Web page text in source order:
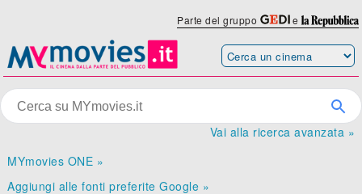
Parte del gruppo e
Vai alla ricerca avanzata »
MYmovies ONE »
Aggiungi alle fonti preferite Google »